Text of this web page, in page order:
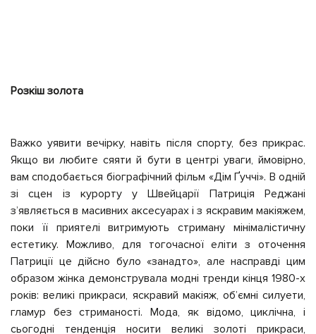
Розкіш золота
Важко уявити вечірку, навіть після спорту, без прикрас.
Якщо ви любите сяяти й бути в центрі уваги, ймовірно,
вам сподобається біографічний фільм «Дім Ґуччі». В одній
зі сцен із курорту у Швейцарії Патриція Реджані
зʼявляється в масивних аксесуарах і з яскравим макіяжем,
поки її приятелі витримують стриману мінімалістичну
естетику. Можливо, для тогочасної еліти з оточення
Патриції це дійсно було «занадто», але насправді цим
образом жінка демонструвала модні тренди кінця 1980-х
років: великі прикраси, яскравий макіяж, обʼємні силуети,
гламур без стриманості. Мода, як відомо, циклічна, і
сьогодні тенденція носити великі золоті прикраси,